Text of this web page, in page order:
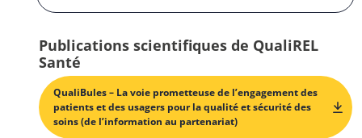
Publications scientifiques de QualiREL
Santé
QualiBules – La voie prometteuse de l’engagement des
patients et des usagers pour la qualité et sécurité des
soins (de l’information au partenariat)